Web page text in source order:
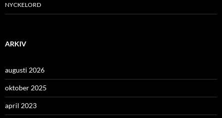
NYCKELORD
ARKIV
augusti 2026
oktober 2025
april 2023